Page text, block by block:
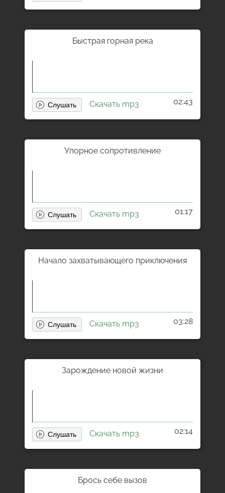
Быстрая горная река
Скачать mp3 02:43
Упорное сопротивление
Скачать mp3 01:17
Начало захватывающего приключения
Скачать mp3 03:28
Зарождение новой жизни
Скачать mp3 02:14
Брось себе вызов